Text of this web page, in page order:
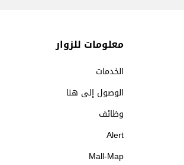
معلومات للزوار
الخدمات
الوصول إلى هنا
وظائف
Alert
Mall-Map